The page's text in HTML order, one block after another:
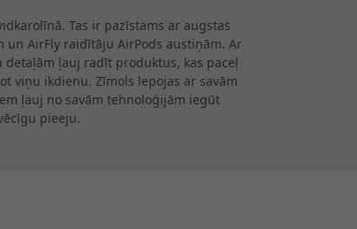
Tas ir pazīstams ar augstas
un AirFly raidītāju AirPods austiņām. Ar
ļauj radīt produktus, kas paceļ
viņu ikdienu. Zīmols lepojas ar savām
ļauj no savām tehnoloģijām iegūt
pieeju.